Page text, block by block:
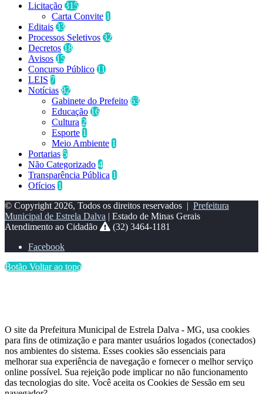
Licitação 315
Carta Convite 1
Editais 33
Processos Seletivos 32
Decretos 18
Avisos 15
Concurso Público 11
LEIS 7
Notícias 82
Gabinete do Prefeito 63
Educação 16
Cultura 2
Esporte 1
Meio Ambiente 1
Portarias 5
Não Categorizado 4
Transparência Pública 1
Ofícios 1
© Copyright 2026, Todos os direitos reservados | Prefeitura
Municipal de Estrela Dalva | Estado de Minas Gerais
Atendimento ao Cidadão
(32) 3464-1181
Facebook
Botão Voltar ao topo
O site da Prefeitura Municipal de Estrela Dalva - MG, usa cookies
para fins de otimização e para manter usuários logados (conectados)
nos ambientes do sistema. Esses cookies são essenciais para
melhorar sua experiência de navegação e fornecer o melhor serviço
online possível. Sua rejeição pode implicar no não funcionamento
das tecnologias do site. Você aceita os Cookies de Sessão em seu